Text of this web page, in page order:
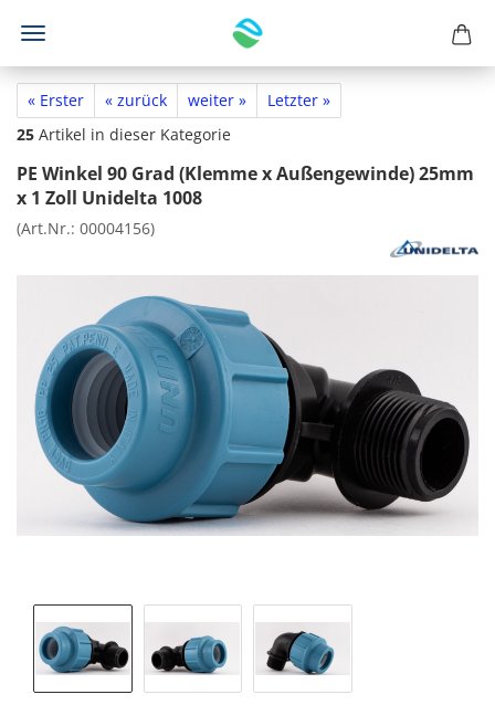
« Erster « zurück weiter »
Letzter »
25 Artikel in dieser Kategorie
PE Winkel 90 Grad (Klemme x Außengewinde) 25mm
x 1 Zoll Unidelta 1008
(Art.Nr.: 00004156)